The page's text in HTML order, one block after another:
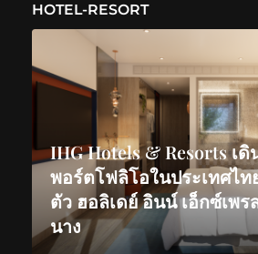
HOTEL-RESORT
IHG Hotels & Resorts เ
พอร์ตโฟลิโอในประเทศไท
ตัว ฮอลิเดย์ อินน์ เอ็กซ์เพร
นาง